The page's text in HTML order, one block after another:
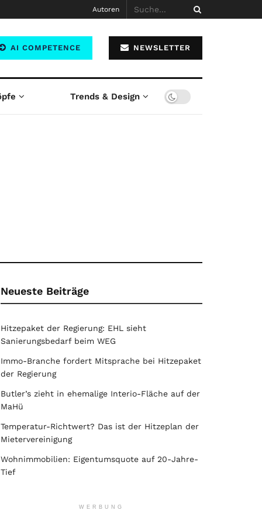
Autoren
AI COMPETENCE NEWSLETTER
Trends & Design
Neueste Beiträge
Hitzepaket der Regierung: EHL sieht
Sanierungsbedarf beim WEG
Immo-Branche fordert Mitsprache bei Hitzepaket
der Regierung
Butler’s zieht in ehemalige Interio-Fläche auf der
MaHü
Temperatur-Richtwert? Das ist der Hitzeplan der
Mietervereinigung
Wohnimmobilien: Eigentumsquote auf 20-Jahre-
Tief
WERBUNG